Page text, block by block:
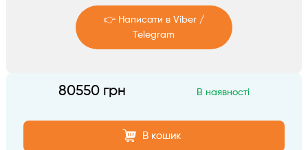
👉 Написати в Viber /
Telegram
80550 грн В наявності
В кошик